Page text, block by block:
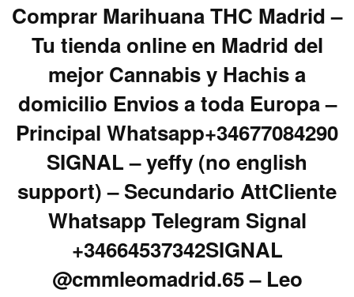
Comprar Marihuana THC Madrid –
Tu tienda online en Madrid del
mejor Cannabis y Hachis a
domicilio Envios a toda Europa –
Principal Whatsapp+34677084290
SIGNAL – yeffy (no english
support) – Secundario AttCliente
Whatsapp Telegram Signal
+34664537342SIGNAL
@cmmleomadrid.65 – Leo